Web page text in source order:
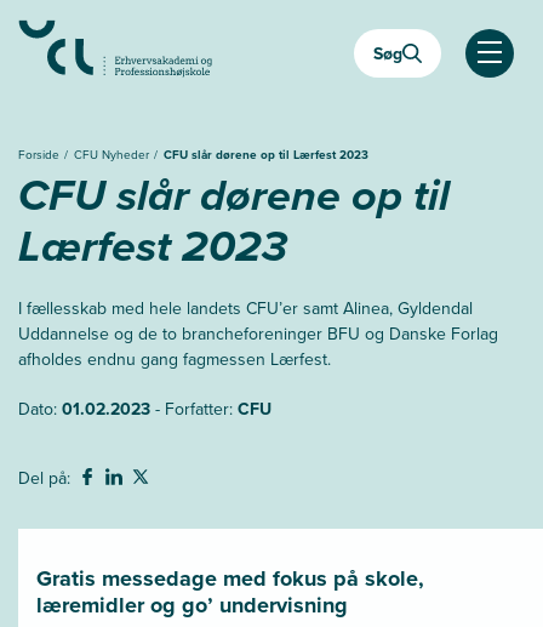
hovedindhold
Søg
Åben
Forside CFU Nyheder CFU slår dørene op til Lærfest 2023
CFU slår dørene op til
Lærfest 2023
I fællesskab med hele landets CFU’er samt Alinea, Gyldendal
Uddannelse og de to brancheforeninger BFU og Danske Forlag
afholdes endnu gang fagmessen Lærfest.
Dato:01.02.2023- Forfatter:CFU
Del på:
Gratis messedage med fokus på skole,
læremidler og go’ undervisning